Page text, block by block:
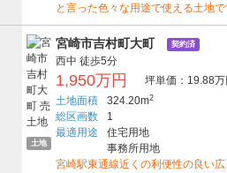
と言った色々な用途で使える土地で
土地
宮崎市吉村町大町 契約済
西中 徒歩5分
1,950万円
坪単価：19.88万
土地面積
324.20m2
総区画数
1
最適用途
住宅用地
事務所用地
宮崎駅東通線近くの利便性の良い